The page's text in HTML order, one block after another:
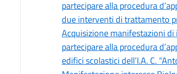
partecipare alla procedura
due interventi di trattamento
Acquisizione manifestazioni
partecipare alla procedura
edifici scolastici dell’I.A. C.